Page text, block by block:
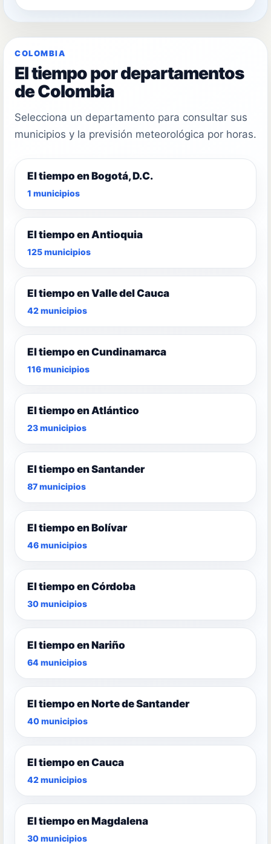
COLOMBIA
El tiempo por departamentos
de Colombia
Selecciona un departamento para consultar sus
municipios y la previsión meteorológica por horas.
El tiempo en Bogotá, D.C.
1 municipios
El tiempo en Antioquia
125 municipios
El tiempo en Valle del Cauca
42 municipios
El tiempo en Cundinamarca
116 municipios
El tiempo en Atlántico
23 municipios
El tiempo en Santander
87 municipios
El tiempo en Bolívar
46 municipios
El tiempo en Córdoba
30 municipios
El tiempo en Nariño
64 municipios
El tiempo en Norte de Santander
40 municipios
El tiempo en Cauca
42 municipios
El tiempo en Magdalena
30 municipios